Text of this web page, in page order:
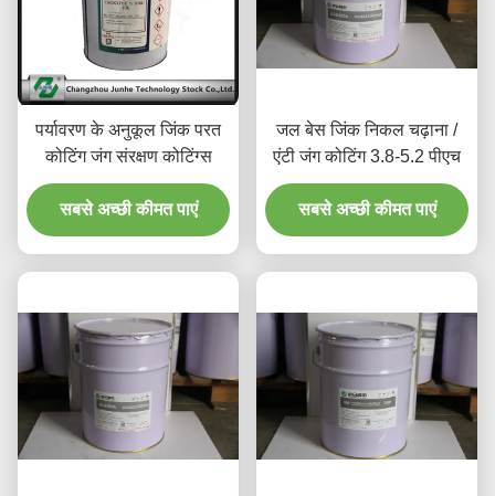
पर्यावरण के अनुकूल जिंक परत
कोटिंग जंग संरक्षण कोटिंग्स
सबसे अच्छी कीमत पाएं
जल बेस जिंक निकल चढ़ाना /
एंटी जंग कोटिंग 3.8-5.2 पीएच
सबसे अच्छी कीमत पाएं